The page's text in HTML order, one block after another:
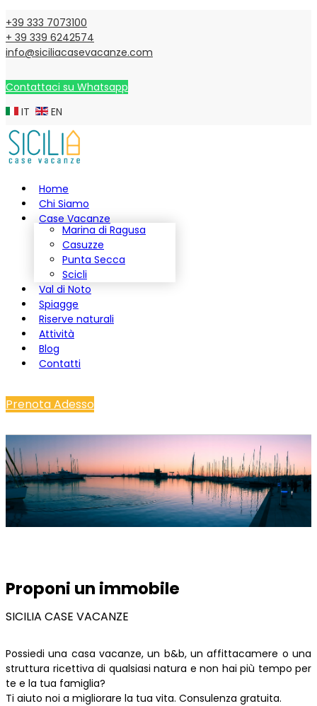
+39 333 7073100
+ 39 339 6242574
info@siciliacasevacanze.com
Contattaci su Whatsapp
IT
EN
Home
Chi Siamo
Case Vacanze
Marina di Ragusa
Casuzze
Punta Secca
Scicli
Val di Noto
Spiagge
Riserve naturali
Attività
Blog
Contatti
Prenota Adesso
Proponi un immobile
SICILIA CASE VACANZE
Possiedi una casa vacanze, un b&b, un affittacamere o una
struttura ricettiva di qualsiasi natura e non hai più tempo per
te e la tua famiglia?
Ti aiuto noi a migliorare la tua vita. Consulenza gratuita.